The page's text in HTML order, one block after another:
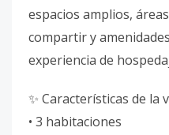
espacios amplios,
compartir y
experiencia de
✨ Características de la
• 3 habitaciones